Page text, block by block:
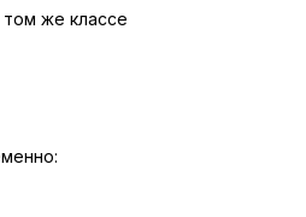
же классе